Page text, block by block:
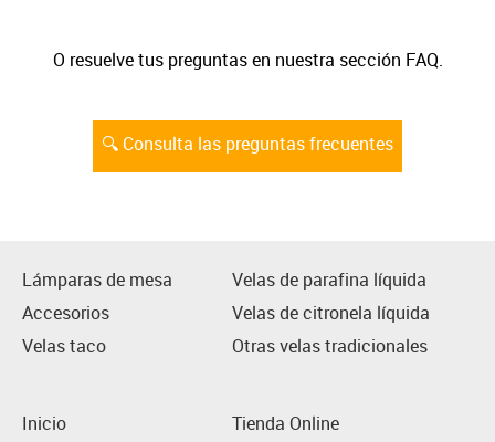
O resuelve tus preguntas en nuestra sección FAQ.
🔍 Consulta las preguntas frecuentes
Lámparas de mesa
Velas de parafina líquida
Accesorios
Velas de citronela líquida
Velas taco
Otras velas tradicionales
Inicio Tienda Online